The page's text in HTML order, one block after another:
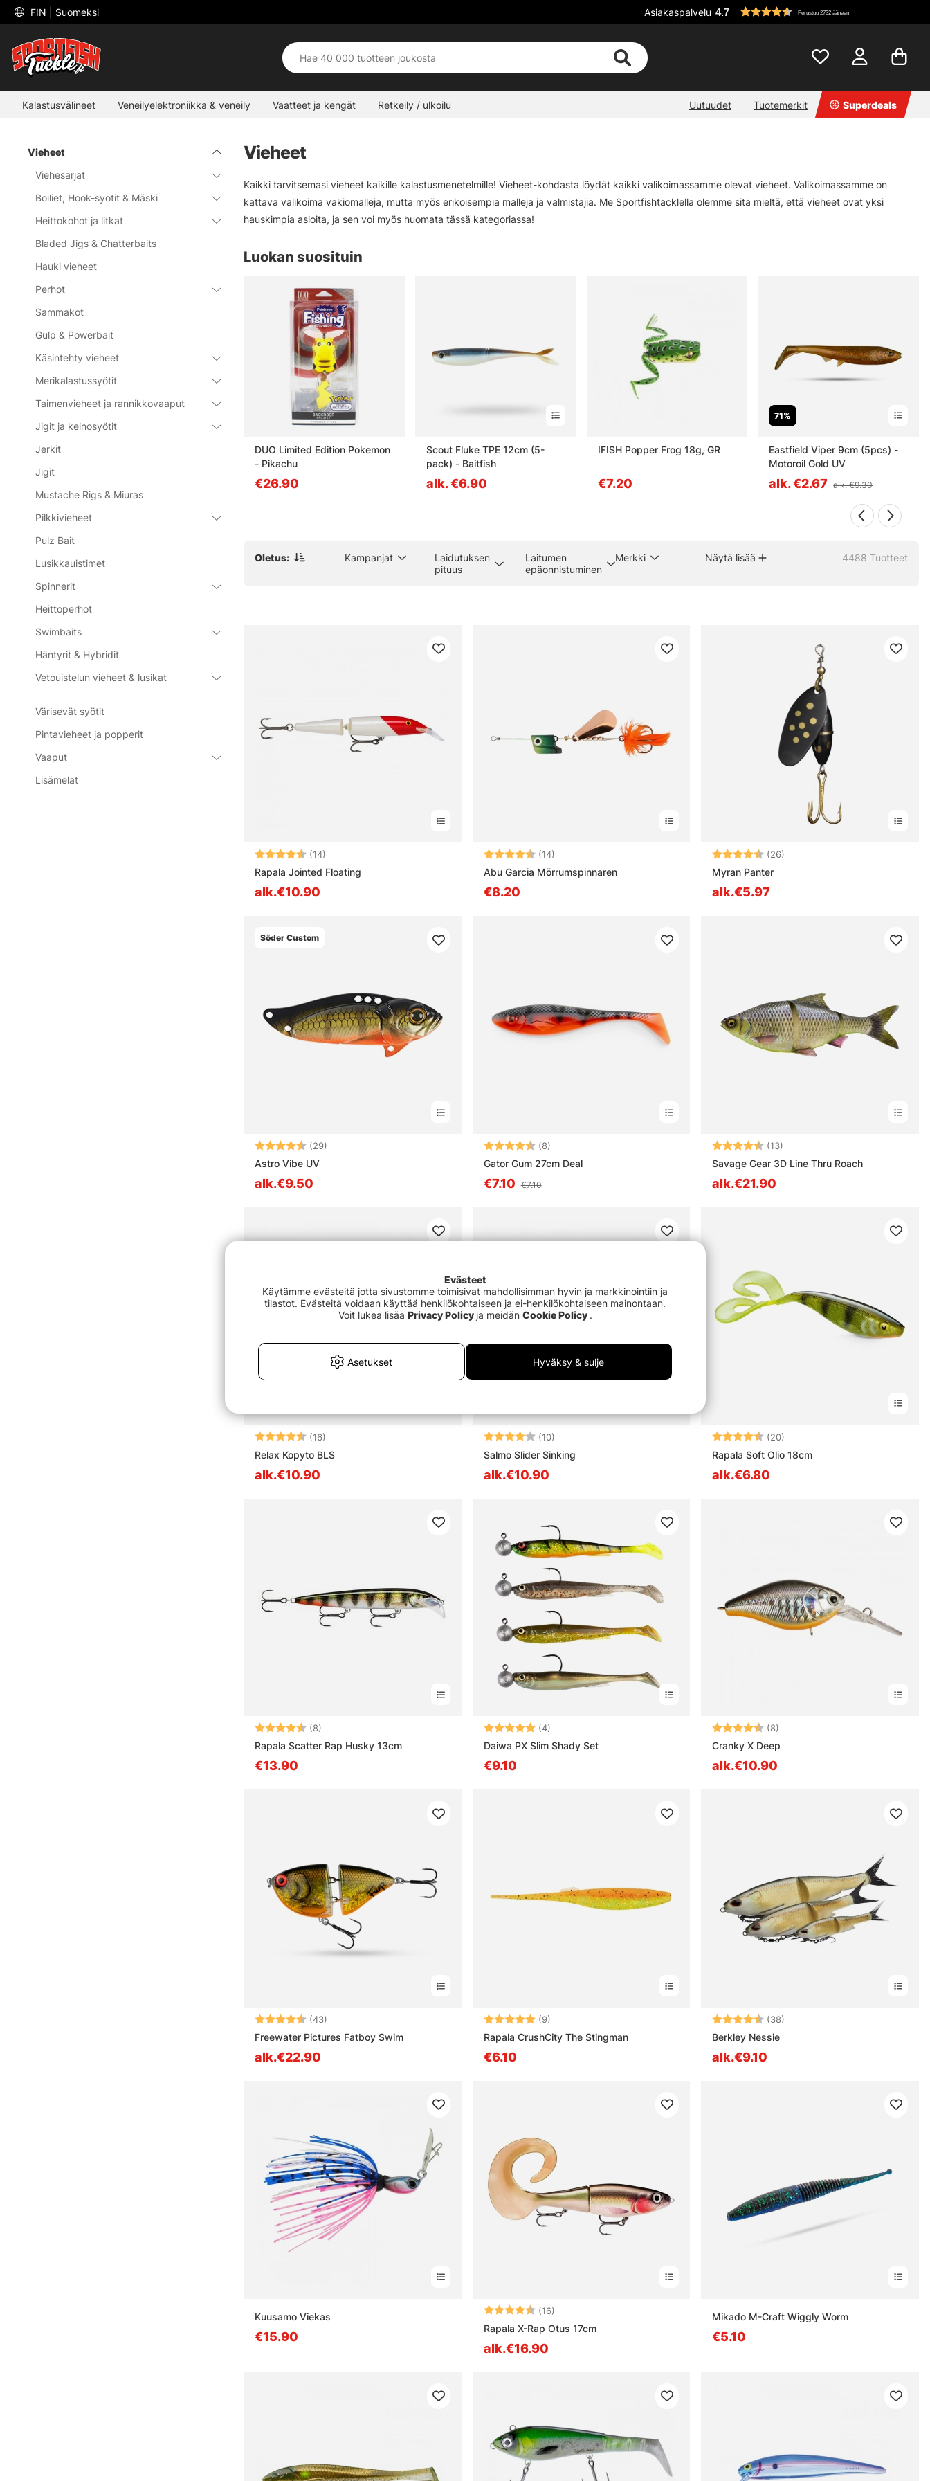
FIN | Suomeksi Asiakaspalvelu 4.7 Perustuu 2732 ääneen
Kalastusvälineet Veneilyelektroniikka & veneily Vaatteet ja kengät Retkeily / ulkoilu Uutuudet Tuotemerkit Superdeals
Vieheet
Viehesarjat
Boiliet, Hook-syötit & Mäski
Heittokohot ja litkat
Bladed Jigs & Chatterbaits
Hauki vieheet
Perhot
Sammakot
Gulp & Powerbait
Käsintehty vieheet
Merikalastussyötit
Taimenvieheet ja rannikkovaaput
Jigit ja keinosyötit
Jerkit
Jigit
Mustache Rigs & Miuras
Pilkkivieheet
Pulz Bait
Lusikkauistimet
Spinnerit
Heittoperhot
Swimbaits
Häntyrit & Hybridit
Vetouistelun vieheet & lusikat
Värisevät syötit
Pintavieheet ja popperit
Vaaput
Lisämelat
Vieheet
Kaikki tarvitsemasi vieheet kaikille kalastusmenetelmille! Vieheet-kohdasta löydät kaikki valikoimassamme olevat vieheet. Valikoimassamme on
kattava valikoima vakiomalleja, mutta myös erikoisempia malleja ja valmistajia. Me Sportfishtacklella olemme sitä mieltä, että vieheet ovat yksi
hauskimpia asioita, ja sen voi myös huomata tässä kategoriassa!
Luokan suosituin
DUO Limited Edition Pokemon
- Pikachu
€26.90
Scout Fluke TPE 12cm (5-
pack) - Baitfish
alk. €6.90
IFISH Popper Frog 18g, GR
€7.20
71%
Eastfield Viper 9cm (5pcs) -
Motoroil Gold UV
alk. €2.67 alk. €9.30
Oletus: Kampanjat
Laidutuksen
pituus
Laitumen
epäonnistuminen
Merkki Näytä lisää 4488 Tuotteet
Arvio: (14)
Rapala Jointed Floating
alk.€10.90
Arvio: (14)
Abu Garcia Mörrumspinnaren
€8.20
Arvio: (26)
Myran Panter
alk.€5.97
Söder Custom
Arvio: (29)
Astro Vibe UV
alk.€9.50
Arvio: (8)
Gator Gum 27cm Deal
€7.10 €7.10
Arvio: (13)
Savage Gear 3D Line Thru Roach
alk.€21.90
Arvio: (16)
Relax Kopyto BLS
alk.€10.90
Arvio: (10)
Salmo Slider Sinking
alk.€10.90
Arvio: (20)
Rapala Soft Olio 18cm
alk.€6.80
Arvio: (8)
Rapala Scatter Rap Husky 13cm
€13.90
Arvio: (4)
Daiwa PX Slim Shady Set
€9.10
Arvio: (8)
Cranky X Deep
alk.€10.90
Arvio: (43)
Freewater Pictures Fatboy Swim
alk.€22.90
Arvio: (9)
Rapala CrushCity The Stingman
€6.10
Arvio: (38)
Berkley Nessie
alk.€9.10
Kuusamo Viekas
€15.90
Arvio: (16)
Rapala X-Rap Otus 17cm
alk.€16.90
Mikado M-Craft Wiggly Worm
€5.10
Evästeet
Käytämme evästeitä jotta sivustomme toimisivat mahdollisimman hyvin ja markkinointiin ja
tilastot. Evästeitä voidaan käyttää henkilökohtaiseen ja ei-henkilökohtaiseen mainontaan.
Voit lukea lisää Privacy Policy ja meidän Cookie Policy .
Asetukset Hyväksy & sulje